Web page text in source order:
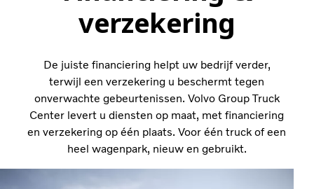
verzekering
De juiste financiering helpt uw bedrijf verder,
terwijl een verzekering u beschermt tegen
onverwachte gebeurtenissen. Volvo Group Truck
Center levert u diensten op maat, met financiering
en verzekering op één plaats. Voor één truck of een
heel wagenpark, nieuw en gebruikt.